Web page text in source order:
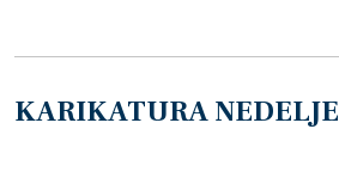
KARIKATURA NEDELJE